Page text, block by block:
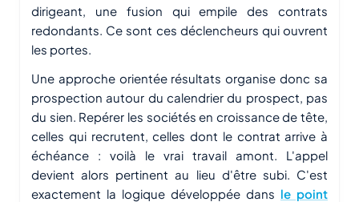
dirigeant, une fusion qui empile des contrats
redondants. Ce sont ces déclencheurs qui ouvrent
les portes.
Une approche orientée résultats organise donc sa
prospection autour du calendrier du prospect, pas
du sien. Repérer les sociétés en croissance de tête,
celles qui recrutent, celles dont le contrat arrive à
échéance : voilà le vrai travail amont. L'appel
devient alors pertinent au lieu d'être subi. C'est
exactement la logique développée dans le point